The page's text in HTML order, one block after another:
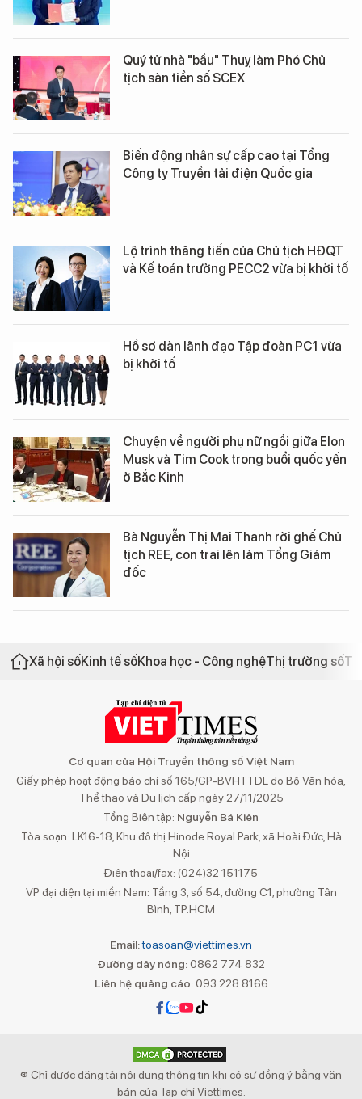
Quý tử nhà "bầu" Thuỵ làm Phó Chủ
tịch sàn tiền số SCEX
Biến động nhân sự cấp cao tại Tổng
Công ty Truyền tải điện Quốc gia
Lộ trình thăng tiến của Chủ tịch HĐQT
và Kế toán trưởng PECC2 vừa bị khởi tố
Hồ sơ dàn lãnh đạo Tập đoàn PC1 vừa
bị khởi tố
Chuyện về người phụ nữ ngồi giữa Elon
Musk và Tim Cook trong buổi quốc yến
ở Bắc Kinh
Bà Nguyễn Thị Mai Thanh rời ghế Chủ
tịch REE, con trai lên làm Tổng Giám
đốc
Xã hội sốKinh tế sốKhoa học - Công nghệThị trường số
Cơ quan của Hội Truyền thông số Việt Nam
Giấy phép hoạt động báo chí số 165/GP-BVHTTDL do Bộ Văn hóa,
Thể thao và Du lịch cấp ngày 27/11/2025
Tổng Biên tập: Nguyễn Bá Kiên
Tòa soạn: LK16-18, Khu đô thị Hinode Royal Park, xã Hoài Đức, Hà
Nội
Điện thoại/fax: (024)32 151175
VP đại diện tại miền Nam: Tầng 3, số 54, đường C1, phường Tân
Bình, TP.HCM
Email:toasoan@viettimes.vn
Đường dây nóng: 0862 774 832
Liên hệ quảng cáo:093 228 8166
® Chỉ được đăng tải nội dung thông tin khi có sự đồng ý bằng văn
bản của Tạp chí Viettimes.